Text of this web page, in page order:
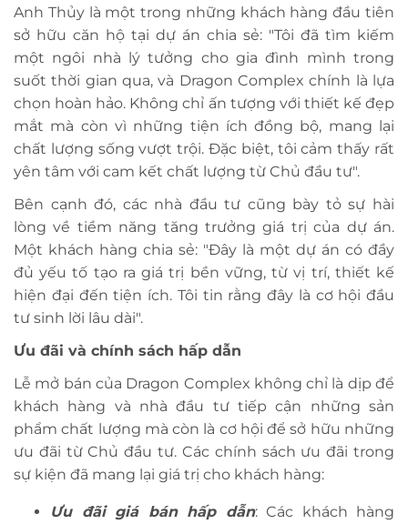
Anh Thủy là một trong những khách hàng đầu tiên
sở hữu căn hộ tại dự án chia sẻ: "Tôi đã tìm kiếm
một ngôi nhà lý tưởng cho gia đình mình trong
suốt thời gian qua, và Dragon Complex chính là lựa
chọn hoàn hảo. Không chỉ ấn tượng với thiết kế đẹp
mắt mà còn vì những tiện ích đồng bộ, mang lại
chất lượng sống vượt trội. Đặc biệt, tôi cảm thấy rất
yên tâm với cam kết chất lượng từ Chủ đầu tư".
Bên cạnh đó, các nhà đầu tư cũng bày tỏ sự hài
lòng về tiềm năng tăng trưởng giá trị của dự án.
Một khách hàng chia sẻ: "Đây là một dự án có đầy
đủ yếu tố tạo ra giá trị bền vững, từ vị trí, thiết kế
hiện đại đến tiện ích. Tôi tin rằng đây là cơ hội đầu
tư sinh lời lâu dài".
Ưu đãi và chính sách hấp dẫn
Lễ mở bán của Dragon Complex không chỉ là dịp để
khách hàng và nhà đầu tư tiếp cận những sản
phẩm chất lượng mà còn là cơ hội để sở hữu những
ưu đãi từ Chủ đầu tư. Các chính sách ưu đãi trong
sự kiện đã mang lại giá trị cho khách hàng:
Ưu đãi giá bán hấp dẫn: Các khách hàng